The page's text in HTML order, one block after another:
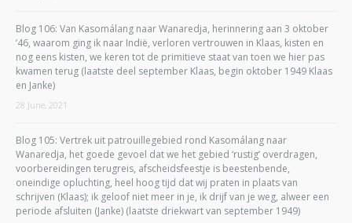
Blog 106: Van Kasomálang naar Wanaredja, herinnering aan 3 oktober
’46, waarom ging ik naar Indië, verloren vertrouwen in Klaas, kisten en
nog eens kisten, we keren tot de primitieve staat van toen we hier pas
kwamen terug (laatste deel september Klaas, begin oktober 1949 Klaas
en Janke)
28 June, 2021
Blog 105: Vertrek uit patrouillegebied rond Kasomálang naar
Wanaredja, het goede gevoel dat we het gebied ‘rustig’ overdragen,
voorbereidingen terugreis, afscheidsfeestje is beestenbende,
oneindige opluchting, heel hoog tijd dat wij praten in plaats van
schrijven (Klaas); ik geloof niet meer in je, ik drijf van je weg, alweer een
periode afsluiten (Janke) (laatste driekwart van september 1949)